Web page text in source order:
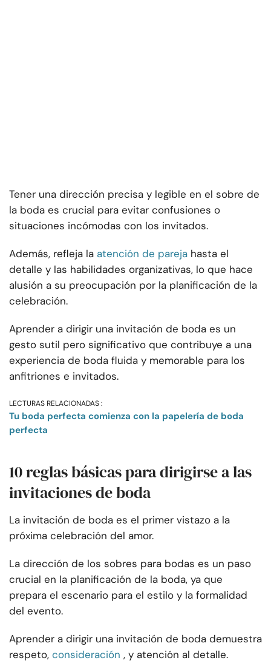
Tener una dirección precisa y legible en el sobre de
la boda es crucial para evitar confusiones o
situaciones incómodas con los invitados.
Además, refleja la atención de pareja hasta el
detalle y las habilidades organizativas, lo que hace
alusión a su preocupación por la planificación de la
celebración.
Aprender a dirigir una invitación de boda es un
gesto sutil pero significativo que contribuye a una
experiencia de boda fluida y memorable para los
anfitriones e invitados.
LECTURAS RELACIONADAS :
Tu boda perfecta comienza con la papelería de boda
perfecta
10 reglas básicas para dirigirse a las
invitaciones de boda
La invitación de boda es el primer vistazo a la
próxima celebración del amor.
La dirección de los sobres para bodas es un paso
crucial en la planificación de la boda, ya que
prepara el escenario para el estilo y la formalidad
del evento.
Aprender a dirigir una invitación de boda demuestra
respeto, consideración , y atención al detalle.